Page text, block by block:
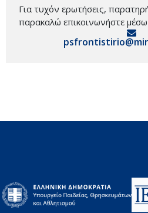
Για τυχόν ερωτήσεις,
παρακαλώ επικοινωνήστε